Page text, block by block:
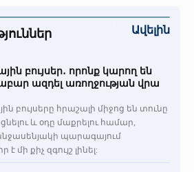
Ավելին
բույսեր․ որոնք կարող են
ազդել առողջության վրա
բույսերը հրաշալի միջոց են տունը
և օդը մաքրելու համար,
պարագայում
է մի քիչ զգույշ լինել: